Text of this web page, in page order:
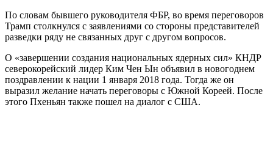
По словам бывшего руководителя ФБР, во время переговоров
Трамп столкнулся с заявлениями со стороны представителей
разведки ряду не связанных друг с другом вопросов.
О «завершении создания национальных ядерных сил» КНДР
северокорейский лидер Ким Чен Ын объявил в новогоднем
поздравлении к нации 1 января 2018 года. Тогда же он
выразил желание начать переговоры с Южной Кореей. После
этого Пхеньян также пошел на диалог с США.